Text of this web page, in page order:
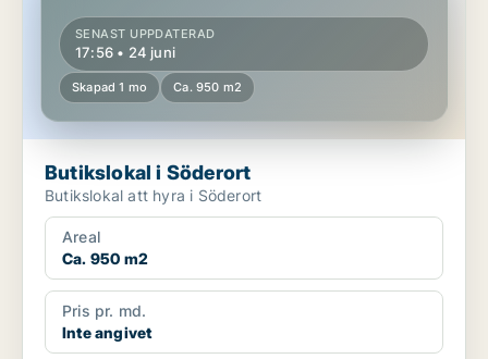
SENAST UPPDATERAD
17:56 • 24 juni
Skapad 1 mo Ca. 950 m2
Butikslokal i Söderort
Butikslokal att hyra i Söderort
Areal
Ca. 950 m2
Pris pr. md.
Inte angivet